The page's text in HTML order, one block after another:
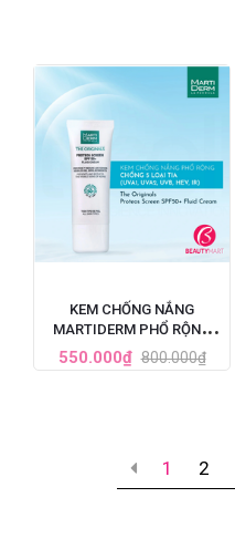
KEM CHỐNG NẮNG
MARTIDERM PHỔ RỘNG
BẢO VỆ TOÀN DIỆN SPF50+
550.000₫ 800.000₫
1 2